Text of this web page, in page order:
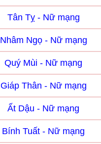
Tân Tỵ - Nữ mạng
Nhâm Ngọ - Nữ mạng
Quý Mùi - Nữ mạng
Giáp Thân - Nữ mạng
Ất Dậu - Nữ mạng
Bính Tuất - Nữ mạng